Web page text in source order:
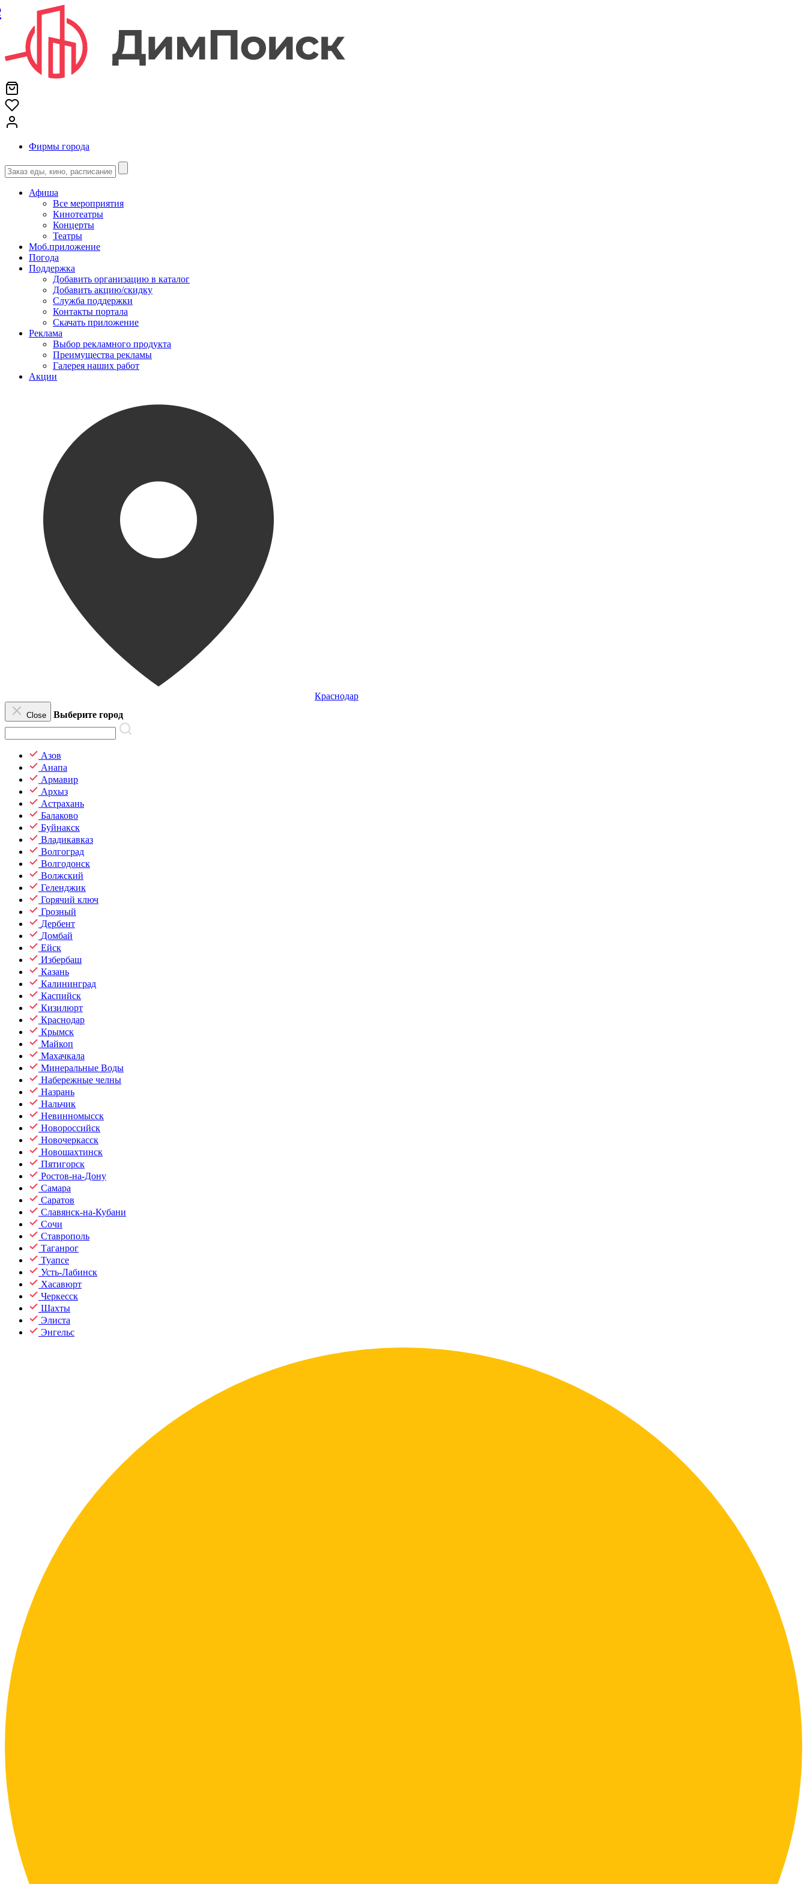
Фирмы города
Афиша
Все мероприятия
Кинотеатры
Концерты
Театры
Моб.приложение
Погода
Поддержка
Добавить организацию в каталог
Добавить акцию/скидку
Служба поддержки
Контакты портала
Скачать приложение
Реклама
Выбор рекламного продукта
Преимущества рекламы
Галерея наших работ
Акции
Краснодар
Close Выберите город
Азов
Анапа
Армавир
Архыз
Астрахань
Балаково
Буйнакск
Владикавказ
Волгоград
Волгодонск
Волжский
Геленджик
Горячий ключ
Грозный
Дербент
Домбай
Ейск
Избербаш
Казань
Калининград
Каспийск
Кизилюрт
Краснодар
Крымск
Майкоп
Махачкала
Минеральные Воды
Набережные челны
Назрань
Нальчик
Невинномысск
Новороссийск
Новочеркасск
Новошахтинск
Пятигорск
Ростов-на-Дону
Самара
Саратов
Славянск-на-Кубани
Сочи
Ставрополь
Таганрог
Туапсе
Усть-Лабинск
Хасавюрт
Черкесск
Шахты
Элиста
Энгельс